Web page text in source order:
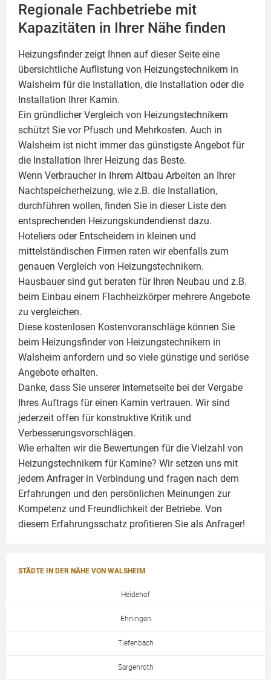
Regionale Fachbetriebe mit
Kapazitäten in Ihrer Nähe finden
Heizungsfinder zeigt Ihnen auf dieser Seite eine
übersichtliche Auflistung von Heizungstechnikern in
Walsheim für die Installation, die Installation oder die
Installation Ihrer Kamin.
Ein gründlicher Vergleich von Heizungstechnikern
schützt Sie vor Pfusch und Mehrkosten. Auch in
Walsheim ist nicht immer das günstigste Angebot für
die Installation Ihrer Heizung das Beste.
Wenn Verbraucher in Ihrem Altbau Arbeiten an Ihrer
Nachtspeicherheizung, wie z.B. die Installation,
durchführen wollen, finden Sie in dieser Liste den
entsprechenden Heizungskundendienst dazu.
Hoteliers oder Entscheidern in kleinen und
mittelständischen Firmen raten wir ebenfalls zum
genauen Vergleich von Heizungstechnikern.
Hausbauer sind gut beraten für Ihren Neubau und z.B.
beim Einbau einem Flachheizkörpermehrere Angebote
zu vergleichen.
Diese kostenlosen Kostenvoranschläge können Sie
beim Heizungsfinder von Heizungstechnikern in
Walsheim anfordern und so viele günstige und seriöse
Angebote erhalten.
Danke, dass Sie unserer Internetseite bei der Vergabe
Ihres Auftrags für einen Kamin vertrauen. Wir sind
jederzeit offen für konstruktive Kritik und
Verbesserungsvorschlägen.
Wie erhalten wir die Bewertungen für die Vielzahl von
Heizungstechnikern für Kamine? Wir setzen uns mit
jedem Anfrager in Verbindung und fragen nach dem
Erfahrungen und den persönlichen Meinungen zur
Kompetenz und Freundlichkeit der Betriebe. Von
diesem Erfahrungsschatz profitieren Sie als Anfrager!
STÄDTE IN DER NÄHE VON WALSHEIM
Heidehof
Ehningen
Tiefenbach
Sargenroth